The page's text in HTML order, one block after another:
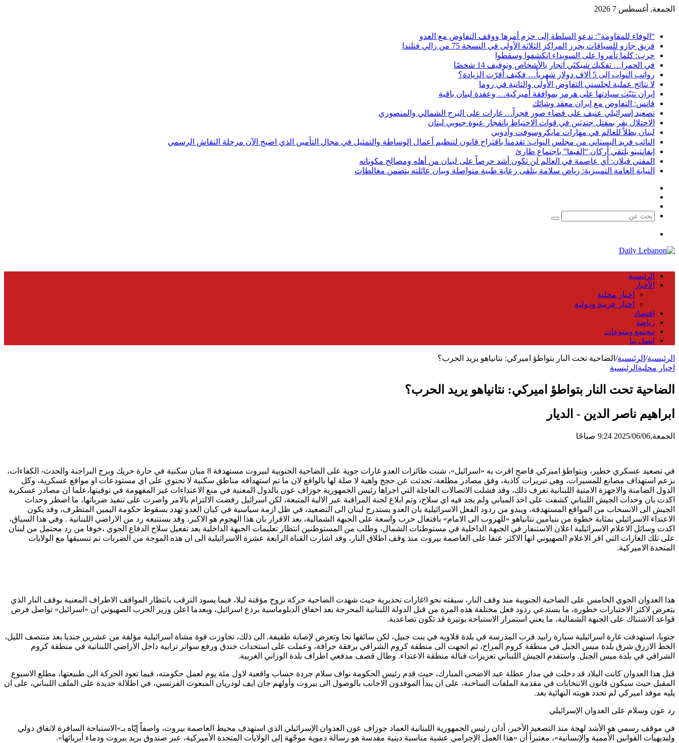
الجمعة, أغسطس 7 2026
“الوفاء للمقاومة”: ندعو السلطة إلى حزم أمرها ووقف التفاوض مع العدو
فريق جازو للسباقات يحرز المراكز الثلاثة الأولى في النسخة 75 من رالي فنلندا
حرب: كلما تآمروا على السويداء انكشفوا وسقطوا
في الحمرا… تفكيك شبكتَي اتجار بالأشخاص وتوقيف 14 شخصًا
رواتب النواب إلى 5 آلاف دولار شهرياً… فكيف أقرّت الزيادة؟
لا نتائج عملية لجلستي التفاوض الأولى والثانية في روما
إيران تثبّت سيادتها على هرمز بموافقة أميركية… وعقدة لبنان باقية
فانس: التفاوض مع إيران معقد وشائك
تصعيد إسرائيلي عنيف على قضاء صور فجراً… غارات على البرج الشمالي والمنصوري
الاحتلال يقر بمقتل جنديَين في قوات الاحتياط بانفجار عبوة جنوبي لبنان
لبنان بطلاً للعالم في مهارات مايكروسوفت وأدوبي
النائب فريد البستاني من مجلس النواب: تقدمنا باقتراح قانون لتنظيم أعمال الوساطة والتمثيل في مجال التأمين الذي اصبح الآن مرحلة النقاش الرسمي
إنفانتينو يلتقي أركان “الفيفا” باجتماع طارئ
المفتي قبلان: أي عاصمة في العالم لن تكون أشد حرصاً على لبنان من أهله ومصالح مكوناته
النيابة العامة التمييزية: رياض سلامة يتلقى رعاية طبية متواصلة وبيان عائلته يتضمن مغالطات
بحث
الرئيسية
الأخبار
اخبار محلية
اخبار عربية ودولية
اقتصاد
رياضة
مجتمع ومنوعات
اتصل بنا
الرئيسية/ الرئيسية/ الضاحية تحت النار بتواطؤ اميركي: نتانياهو يريد الحرب؟
اخبار محلية الرئيسية
الضاحية تحت النار بتواطؤ اميركي: نتانياهو يريد الحرب؟
ابراهيم ناصر الدين - الديار
الجمعة,2025/06/06 9:24 صباحًا
في تصعيد عسكري خطير، وبتواطؤ اميركي فاضح اقرت به «اسرائيل»، شنت طائرات العدو غارات جوية على الضاحية الجنوبية لبيروت مستهدفة 8 مبان سكنية في حارة حريك وبرج البراجنة والحدث- الكفاءات،
بزعم استهداف مصانع للمسيرات، وهي تبريرات كاذبة، وفق مصادر مطلعة، تحدثت عن حجج واهية لا صلة لها بالواقع لان ما تم استهدافه مناطق سكنية لا تحتوي على اي مستودعات او مواقع عسكرية، وكل
الدول الضامنة والاجهزة الامنية اللبنانية تعرف ذلك، وقد فشلت الاتصالات العاجلة التي اجراها رئيس الجمهورية جوزاف عون بالدول المعنية في منع الاعتداءات غير المفهومة في توقيتها،علما ان مصادر عسكرية
اكدت بان وحدات الجيش اللبناني كشفت على احد المباني ولم يجد فيه اي سلاح، وتم ابلاغ لجنة المراقبة عبر الالية المتبعة، لكن اسرائيل رفضت الالتزام بالامر واصرت على تنفيذ ضرباتها، ما اضطر وحدات
الجيش الى الانسحاب من المواقع المستهدفة، ويبدو من ردود الفعل الاسرائيلية بان العدو يستدرج لبنان الى التصعيد، في ظل ازمة سياسية في كيان العدو تهدد بسقوط حكومة اليمين المتطرف، وقد يكون
الاعتداء الاسرائيلي بمثابة خطوة من بنيامين نتانياهو «للهروب الى الامام» بافتعال حرب واسعة على الجبهة الشمالية، بعد الاقرار بان هذا الهجوم هو الاكبر، وقد يستتبعه رد من الاراضي اللبنانية . وفي هذا السياق،
اكدت وسائل الاعلام الاسرائيلية اعلان الاستنفار في الجبهة الداخلية في مستوطنات الشمال، وطلب من المستوطنين انتظار تعليمات الجبهة الداخلية بعد تفعيل سلاح الدفاع الجوي ،خوفا من رد محتمل من لبنان
على تلك الغارات التي اقر الاعلام الصهيوني انها الاكثر عنفا على العاصمة بيروت منذ وقف اطلاق النار، وقد اشارت القناة الرابعة عشرة الاسرائيلية الى ان هذه الموجة من الضربات تم تنسيقها مع الولايات
المتحدة الاميركية.
هذا العدوان الجوي الخامس على الضاحية الجنوبية منذ وقف النار، سبقته نحو 9غارات تحذيرية حيث شهدت الضاحية حركة نزوح مؤقتة ليلا، فيما يسود الترقب بانتظار المواقف الاطراف المعنية بوقف النار الذي
يتعرض لاكثر الاختبارات خطورة، ما يستدعي ردود فعل مختلفة هذه المرة من قبل الدولة اللبنانية المحرجة بعد اخفاق الدبلوماسية بردع اسرائيل، وبعدما اعلن وزير الحرب الصهيوني ان «اسرائيل» تواصل فرض
قواعد الاشتباك على الجبهة الشمالية، ما يعني استمرار الاستباحة بوتيرة قد تكون تصاعدية.
جنوبا، استهدفت غارة اسرائيلية سيارة رابيد قرب المدرسة في بلدة قلاويه في بنت جبيل، لكن سائقها نجا وتعرض لإصابة طفيفة. الى ذلك، تجاوزت قوة مشاة اسرائيلية مؤلفة من عشرين جنديا بعد منتصف الليل،
الخط الازرق شرق بلدة ميس الجبل في منطقة كروم المراح، ثم اتجهت الى منطقة كروم الشراقي برفقة جرافة، وعملت على استحداث خندق ورفع سواتر ترابية داخل الاراضي اللبنانية في منطقة كروم
الشراقي في بلدة ميس الجبل. واستقدم الجيش اللبناني تعزيزات قبالة منطقة الاعتداء. وطال قصف مدفعي اطراف بلدة الوزاني الغربية.
قبل هذا العدوان كانت البلاد قد دخلت في مدار عطلة عيد الاضحى المبارك، حيث قدم رئيس الحكومة نواف سلام جردة حساب واقعية لاول مئة يوم لعمل حكومته، فيما تعود الحركة الى طبيعتها، مطلع الاسبوع
المقبل حيث سيكون قانون الانتخابات في مقدمة الملفات الساخنة، على ان يبدأ الموفدون الاجانب بالوصول الى بيروت وأولهم جان ايف لودريان المبعوث الفرنسي، في اطلالة جديدة على الملف اللبناني، على ان
يليه موفد اميركي لم تحدد هويته النهائية بعد.
رد عون وسلام على العدوان الإسرائيلي
في موقف رسمي هو الأشد لهجة منذ التصعيد الأخير، أدان رئيس الجمهورية اللبنانية العماد جوزاف عون العدوان الإسرائيلي الذي استهدف محيط العاصمة بيروت، واصفاً إيّاه بـ»الاستباحة السافرة لاتفاق دولي
ولبديهيات القوانين الأممية والإنسانية»، معتبراً أن «هذا العمل الإجرامي عشية مناسبة دينية مقدسة هو رسالة دموية موجّهة إلى الولايات المتحدة الأميركية، عبر صندوق بريد بيروت ودماء أبريائها».